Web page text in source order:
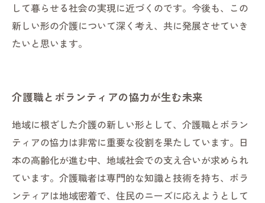
して暮らせる社会の実現に近づくのです。今後も、この
新しい形の介護について深く考え、共に発展させていき
たいと思います。
介護職とボランティアの協力が生む未来
地域に根ざした介護の新しい形として、介護職とボラン
ティアの協力は非常に重要な役割を果たしています。日
本の高齢化が進む中、地域社会での支え合いが求められ
ています。介護職者は専門的な知識と技術を持ち、ボラ
ンティアは地域密着で、住民のニーズに応えようとして